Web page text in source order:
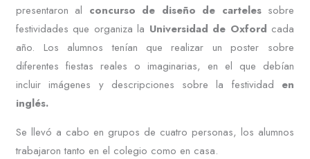
presentaron al concurso de diseño de cartelessobre
festividades que organiza la Universidad de Oxford cada
año. Los alumnos tenían que realizar un poster sobre
diferentes fiestas reales o imaginarias, en el que debían
incluir imágenes y descripciones sobre la festividad en
inglés.
Se llevó a cabo en grupos de cuatro personas, los alumnos
trabajaron tanto en el colegio como en casa.